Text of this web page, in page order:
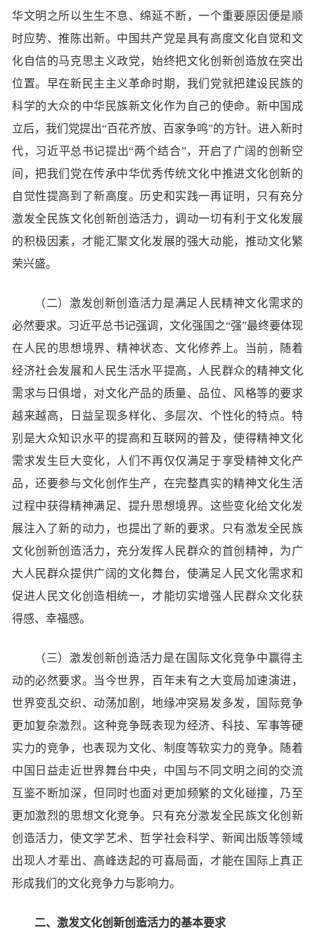
华文明之所以生生不息、绵延不断，一个重要原因便是顺
时应势、推陈出新。中国共产党是具有高度文化自觉和文
化自信的马克思主义政党，始终把文化创新创造放在突出
位置。早在新民主主义革命时期，我们党就把建设民族的
科学的大众的中华民族新文化作为自己的使命。新中国成
立后，我们党提出“百花齐放、百家争鸣”的方针。进入新时
代，习近平总书记提出“两个结合”，开启了广阔的创新空
间，把我们党在传承中华优秀传统文化中推进文化创新的
自觉性提高到了新高度。历史和实践一再证明，只有充分
激发全民族文化创新创造活力，调动一切有利于文化发展
的积极因素，才能汇聚文化发展的强大动能，推动文化繁
荣兴盛。
（二）激发创新创造活力是满足人民精神文化需求的
必然要求。习近平总书记强调，文化强国之“强”最终要体现
在人民的思想境界、精神状态、文化修养上。当前，随着
经济社会发展和人民生活水平提高，人民群众的精神文化
需求与日俱增，对文化产品的质量、品位、风格等的要求
越来越高，日益呈现多样化、多层次、个性化的特点。特
别是大众知识水平的提高和互联网的普及，使得精神文化
需求发生巨大变化，人们不再仅仅满足于享受精神文化产
品，还要参与文化创作生产，在完整真实的精神文化生活
过程中获得精神满足、提升思想境界。这些变化给文化发
展注入了新的动力，也提出了新的要求。只有激发全民族
文化创新创造活力，充分发挥人民群众的首创精神，为广
大人民群众提供广阔的文化舞台，使满足人民文化需求和
促进人民文化创造相统一，才能切实增强人民群众文化获
得感、幸福感。
（三）激发创新创造活力是在国际文化竞争中赢得主
动的必然要求。当今世界，百年未有之大变局加速演进，
世界变乱交织、动荡加剧，地缘冲突易发多发，国际竞争
更加复杂激烈。这种竞争既表现为经济、科技、军事等硬
实力的竞争，也表现为文化、制度等软实力的竞争。随着
中国日益走近世界舞台中央，中国与不同文明之间的交流
互鉴不断加深，但同时也面对更加频繁的文化碰撞，乃至
更加激烈的思想文化竞争。只有充分激发全民族文化创新
创造活力，使文学艺术、哲学社会科学、新闻出版等领域
出现人才辈出、高峰迭起的可喜局面，才能在国际上真正
形成我们的文化竞争力与影响力。
二、激发文化创新创造活力的基本要求